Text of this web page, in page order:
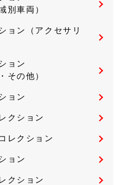
別車両）
ョン（アクセサリ
ョン
その他）
ョン
クション
レクション
ョン
クション